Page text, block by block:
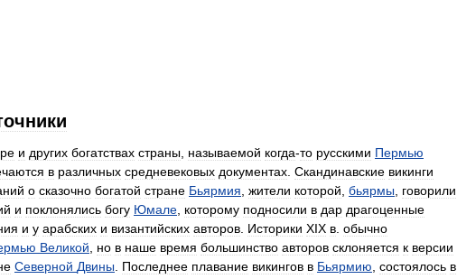
и других богатствах страны называемой когда-то русскими Пермью
в различных средневековых документах Скандинавские викинги
о сказочно богатой стране Бьярмия жители которой бьярмы
говорили
и поклонялись богу Юмале которому подносили в дар драгоценные
и у арабских и византийских авторов Историки XIX в обычно
Великой но в наше время большинство авторов склоняется к версии
Северной Двины Последнее плавание викингов в Бьярмию состоялось в